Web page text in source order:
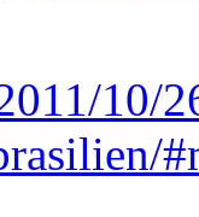
10/